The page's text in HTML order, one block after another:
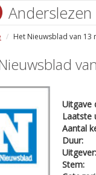
Anderslezen
Het Nieuwsblad van 13
Uitgave
Laatste
Aantal
Duur:
Uitgever:
Stem: